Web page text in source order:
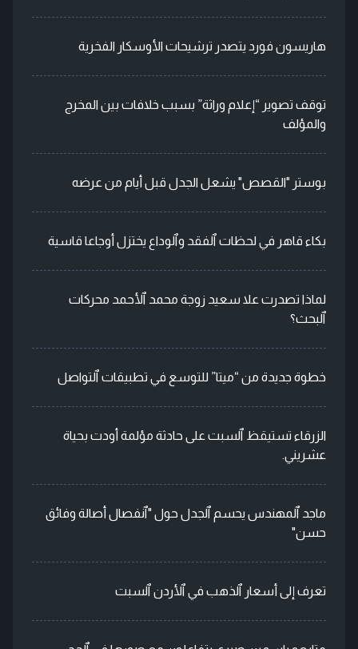
هاريسون فورد يتصدر ترشيحات الأوسكار الفخرية
توقف تصوير “إعلام وراثة” بسبب خلافات بين المخرج
والمؤلف
بوستر "القصص" يشعل الجدل قبل أيام من عرضه
بكاء قاهر في لحظات ٱلفقد وٱلوداع يختزل أوجاعا قاسية
لماذا تصدرت علا سعيد زوجة محمد ٱلأحمد محركات
ٱلبحث؟
خطوة جديدة من “ميتا” للتوسع في تطبيقات ٱلتواصل
الزرقاء تستيقظ ٱلسبت على حادثة مؤلمة أودت بحياة
عشريني.
ماجد ٱلمهندس يحسم ٱلجدل حول "ٱنفصال أصالة وفائق
حسن"
تعرف إلى أسعار ٱلذهب في ٱلأردن ٱلسبت